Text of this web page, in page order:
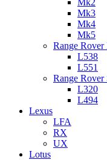
Mk2
Mk3
Mk4
Mk5
Range Rover
L538
L551
Range Rover
L320
L494
Lexus
LFA
RX
UX
Lotus